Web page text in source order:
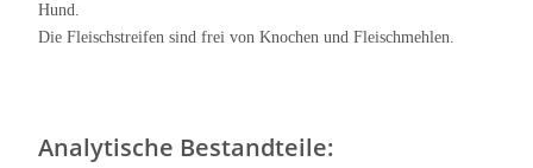
Hund.
Die Fleischstreifen sind frei von Knochen und Fleischmehlen.
Analytische Bestandteile: